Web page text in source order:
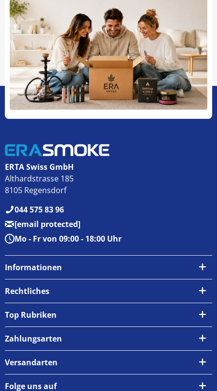
ERTA Swiss GmbH
Althardstrasse 185
8105 Regensdorf
044 575 83 96
[email protected]
Mo - Fr von 09:00 - 18:00 Uhr
Informationen
Über uns
Zahlungsarten
Versand & Abholung
Newsletter
Rückgabe & Umtausch
Rechtliches
AGB
Widerrufsrecht
Top Rubriken
Zahlungsarten
Versandarten
Folge uns auf